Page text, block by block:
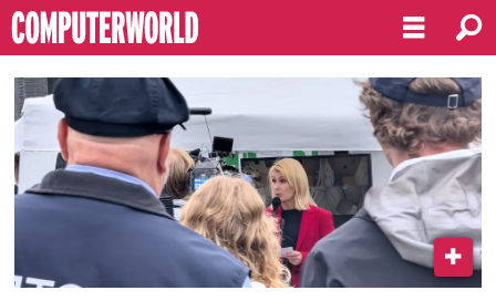
Emne:
norske
virksomheter